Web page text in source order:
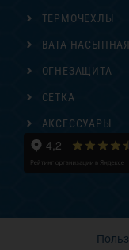
ТЕРМОЧЕХЛЫ
ВАТА НАСЫПНАЯ
ОГНЕЗАЩИТА
СЕТКА
АКСЕССУАРЫ